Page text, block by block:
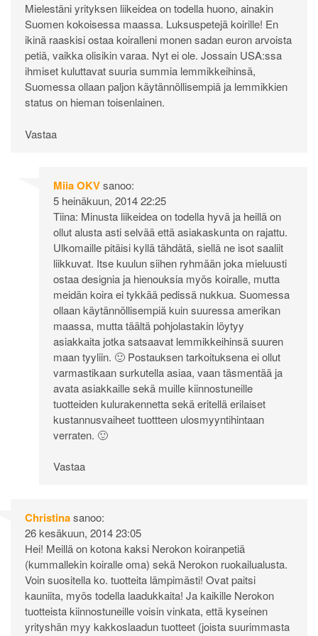
Mielestäni yrityksen liikeidea on todella huono, ainakin
Suomen kokoisessa maassa. Luksuspetejä koirille! En
ikinä raaskisi ostaa koiralleni monen sadan euron arvoista
petiä, vaikka olisikin varaa. Nyt ei ole. Jossain USA:ssa
ihmiset kuluttavat suuria summia lemmikkeihinsä,
Suomessa ollaan paljon käytännöllisempiä ja lemmikkien
status on hieman toisenlainen.
Vastaa
Miia OKVsanoo:
5 heinäkuun, 2014 22:25
Tiina: Minusta liikeidea on todella hyvä ja heillä on
ollut alusta asti selvää että asiakaskunta on rajattu.
Ulkomaille pitäisi kyllä tähdätä, siellä ne isot saaliit
liikkuvat. Itse kuulun siihen ryhmään joka mieluusti
ostaa designia ja hienouksia myös koiralle, mutta
meidän koira ei tykkää pedissä nukkua. Suomessa
ollaan käytännöllisempiä kuin suuressa amerikan
maassa, mutta täältä pohjolastakin löytyy
asiakkaita jotka satsaavat lemmikkeihinsä suuren
maan tyyliin. 🙂 Postauksen tarkoituksena ei ollut
varmastikaan surkutella asiaa, vaan täsmentää ja
avata asiakkaille sekä muille kiinnostuneille
tuotteiden kulurakennetta sekä eritellä erilaiset
kustannusvaiheet tuottteen ulosmyyntihintaan
verraten. 🙂
Vastaa
Christinasanoo:
26 kesäkuun, 2014 23:05
Hei! Meillä on kotona kaksi Nerokon koiranpetiä
(kummallekin koiralle oma) sekä Nerokon ruokailualusta.
Voin suositella ko. tuotteita lämpimästi! Ovat paitsi
kauniita, myös todella laadukkaita! Ja kaikille Nerokon
tuotteista kiinnostuneille voisin vinkata, että kyseinen
yrityshän myy kakkoslaadun tuotteet (joista suurimmasta